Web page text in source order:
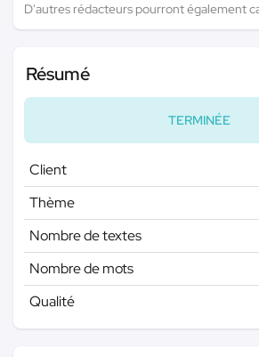
D'autres rédacteurs pourront également
Résumé
TERMINÉE
Client
Thème
Nombre de textes
Nombre de mots
Qualité